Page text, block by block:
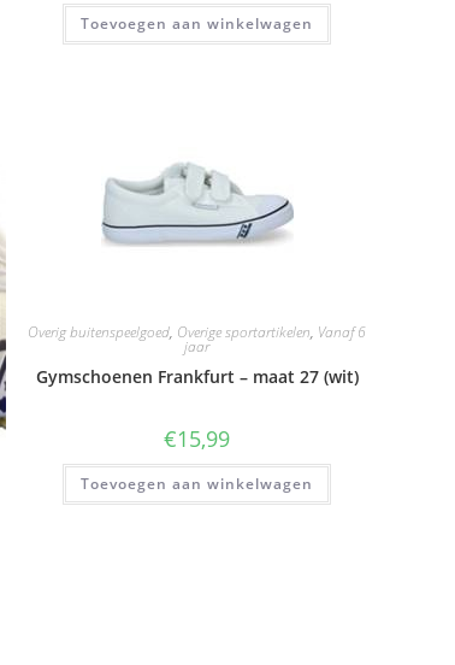
Toevoegen aan winkelwagen
Overig buitenspeelgoed, Overige sportartikelen, Vanaf 6
jaar
Gymschoenen Frankfurt – maat 27 (wit)
€15,99
Toevoegen aan winkelwagen